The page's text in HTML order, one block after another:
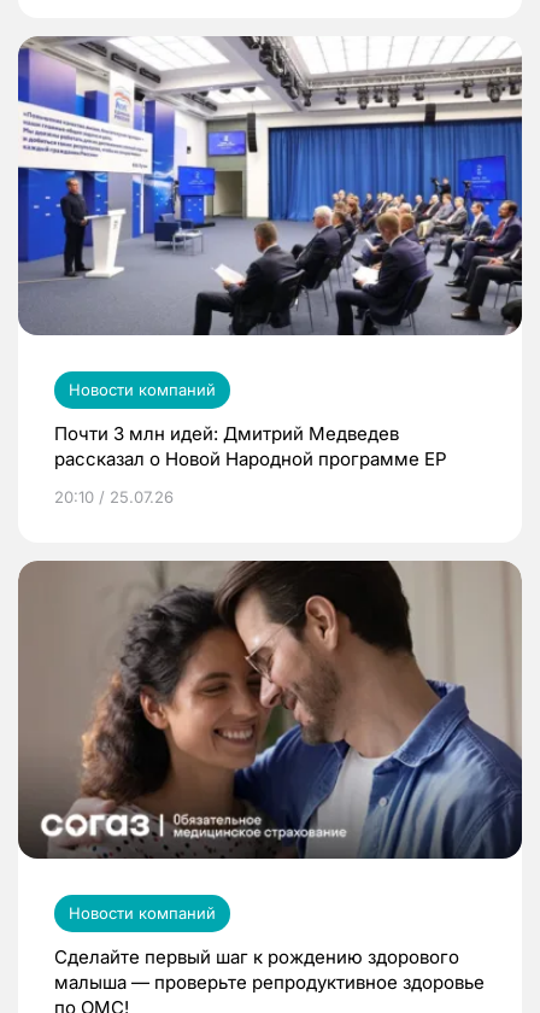
Новости компаний
Почти 3 млн идей: Дмитрий Медведев
рассказал о Новой Народной программе ЕР
20:10 / 25.07.26
Новости компаний
Сделайте первый шаг к рождению здорового
малыша — проверьте репродуктивное здоровье
по ОМС!